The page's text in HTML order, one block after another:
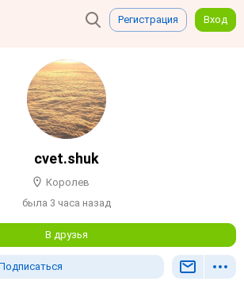
Регистрация Вход
cvet.shuk
Королев
была 3 часа назад
В друзья